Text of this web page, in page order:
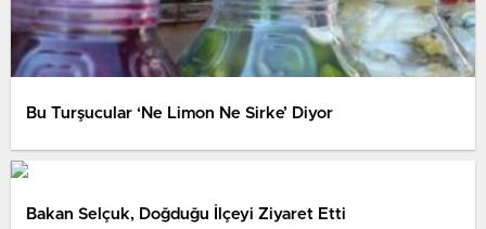
Bu Turşucular ‘Ne Limon Ne Sirke’ Diyor
Bakan Selçuk, Doğduğu İlçeyi Ziyaret Etti